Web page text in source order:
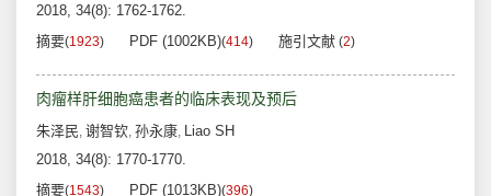
2018, 34(8): 1762-1762.
摘要(1923) PDF (1002KB)(414) 施引文献 (2)
肉瘤样肝细胞癌患者的临床表现及预后
朱泽民, 谢智钦, 孙永康, Liao SH
2018, 34(8): 1770-1770.
摘要(1543) PDF (1013KB)(396)